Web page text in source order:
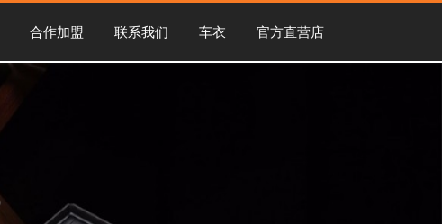
合作加盟 联系我们 车衣 官方直营店